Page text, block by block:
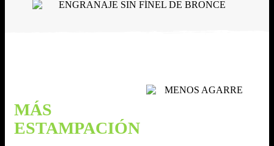
MÁS
ESTAMPACIÓN